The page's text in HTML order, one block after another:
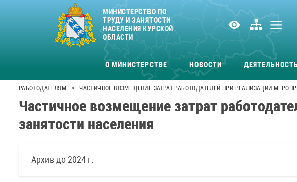
МИНИСТЕРСТВО ПО
ТРУДУ И ЗАНЯТОСТИ
НАСЕЛЕНИЯ КУРСКОЙ
ОБЛАСТИ
О МИНИСТЕРСТВЕ НОВОСТИ
РАБОТОДАТЕЛЯМ > ЧАСТИЧНОЕ ВОЗМЕЩЕНИЕ ЗАТРАТ РАБОТОДАТЕЛЕЙ ПРИ РЕАЛИЗАЦИИ
Частичное возмещение затрат
занятости населения
Архив до 2024 г.